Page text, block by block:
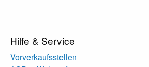
Hilfe & Service
Vorverkaufsstellen